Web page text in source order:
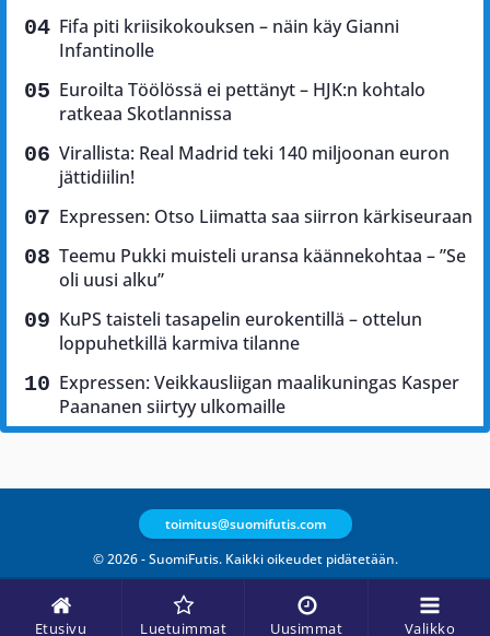
Etusivu Luetuimmat Uusimmat Valikko
Fifa piti kriisikokouksen – näin käy Gianni
Infantinolle
Euroilta Töölössä ei pettänyt – HJK:n kohtalo
ratkeaa Skotlannissa
Virallista: Real Madrid teki 140 miljoonan euron
jättidiilin!
Expressen: Otso Liimatta saa siirron kärkiseuraan
Teemu Pukki muisteli uransa käännekohtaa – ”Se
oli uusi alku”
KuPS taisteli tasapelin eurokentillä – ottelun
loppuhetkillä karmiva tilanne
Expressen: Veikkausliigan maalikuningas Kasper
Paananen siirtyy ulkomaille
© 2026 - SuomiFutis. Kaikki oikeudet pidätetään.
toimitus@suomifutis.com